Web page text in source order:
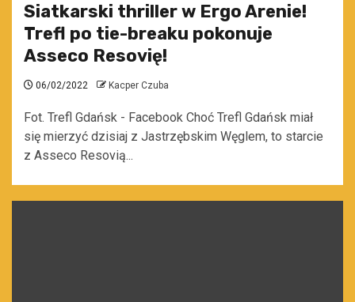
Siatkarski thriller w Ergo Arenie!
Trefl po tie-breaku pokonuje
Asseco Resovię!
06/02/2022 Kacper Czuba
Fot. Trefl Gdańsk - Facebook Choć Trefl Gdańsk miał
się mierzyć dzisiaj z Jastrzębskim Węglem, to starcie
z Asseco Resovią...